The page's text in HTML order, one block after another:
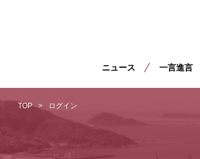
ニュース 一言進言
TOP ログイン